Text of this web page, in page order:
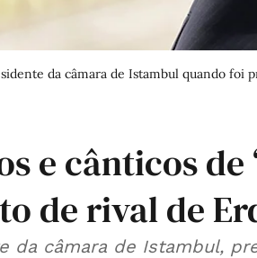
da câmara de Istambul quando foi
e cânticos de
de rival de
da câmara de Istambul,